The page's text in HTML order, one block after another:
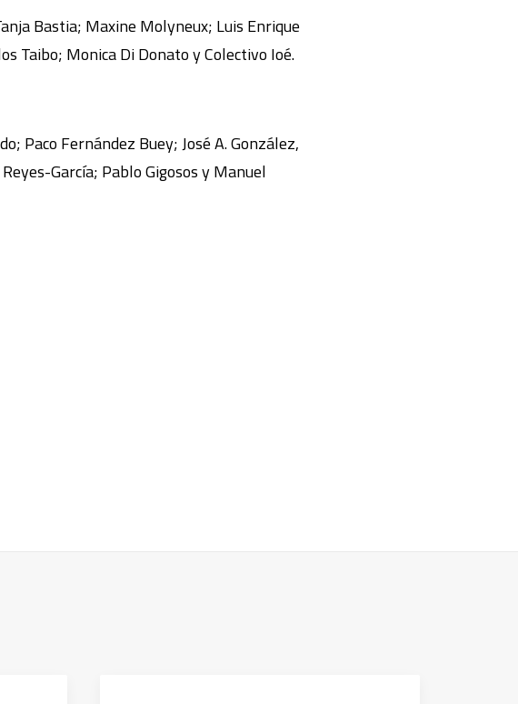
Bastia; Maxine Molyneux; Luis Enrique
Taibo; Monica Di Donato y Colectivo Ioé.
Paco Fernández Buey; José A. González,
García; Pablo Gigosos y Manuel